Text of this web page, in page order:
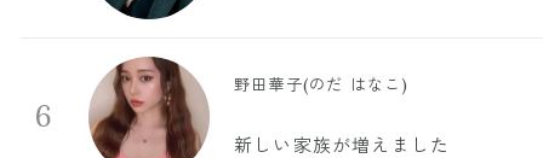
6
野田華子(のだ はなこ)
新しい家族が増えました